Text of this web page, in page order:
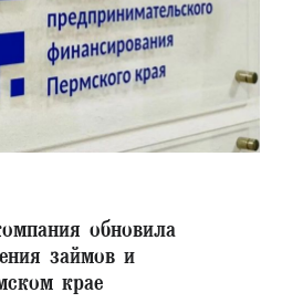
обновила
займов и
крае